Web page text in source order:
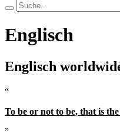
Englisch
Englisch
“
To be or not to be, that is
”